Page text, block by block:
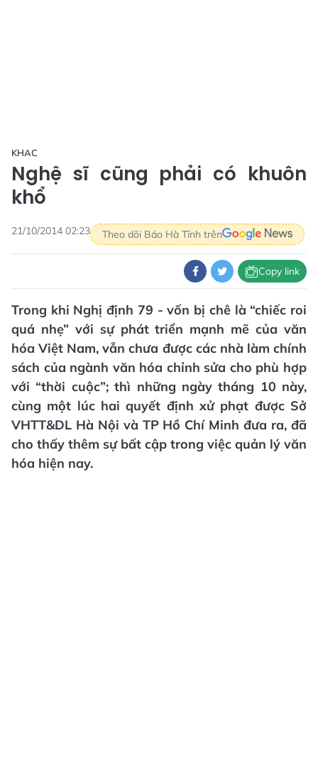
KHAC
Nghệ sĩ cũng phải có khuôn
khổ
21/10/2014 02:23 Theo dõi Báo Hà Tĩnh trên
Copy link
Trong khi Nghị định 79 - vốn bị chê là “chiếc roi
quá nhẹ” với sự phát triển mạnh mẽ của văn
hóa Việt Nam, vẫn chưa được các nhà làm chính
sách của ngành văn hóa chỉnh sửa cho phù hợp
với “thời cuộc”; thì những ngày tháng 10 này,
cùng một lúc hai quyết định xử phạt được Sở
VHTT&DL Hà Nội và TP Hồ Chí Minh đưa ra, đã
cho thấy thêm sự bất cập trong việc quản lý văn
hóa hiện nay.